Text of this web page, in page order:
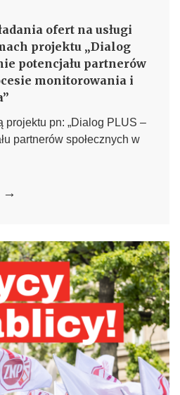
ofert na usługi
projektu „Dialog
potencjału partnerów
monitorowania i
projektu pn: „Dialog PLUS –
partnerów społecznych w
→